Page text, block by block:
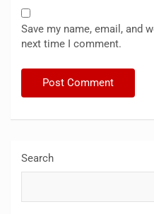
Save my name, email, and
next time I comment.
Search